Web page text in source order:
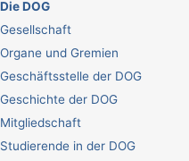
Die DOG
Gesellschaft
Organe und Gremien
Geschäftsstelle der DOG
Geschichte der DOG
Mitgliedschaft
Studierende in der DOG